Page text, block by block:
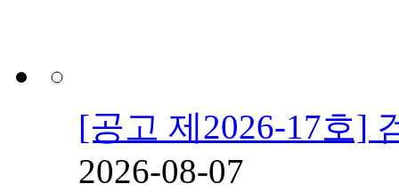
[공고 제2026-17호]
2026-08-07